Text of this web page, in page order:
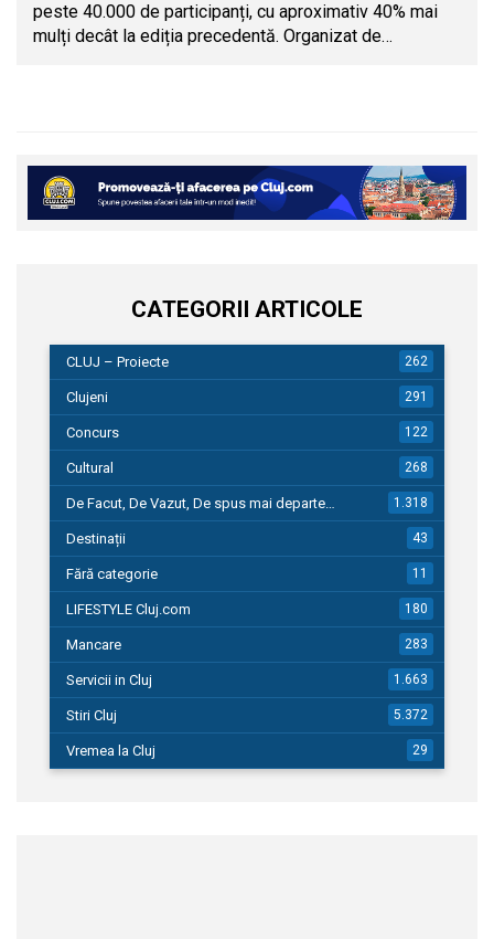
peste 40.000 de participanți, cu aproximativ 40% mai
mulți decât la ediția precedentă. Organizat de…
CATEGORII ARTICOLE
CLUJ – Proiecte 262
Clujeni 291
Concurs 122
Cultural 268
De Facut, De Vazut, De spus mai departe… 1.318
Destinații 43
Fără categorie 11
LIFESTYLE Cluj.com 180
Mancare 283
Servicii in Cluj 1.663
Stiri Cluj 5.372
Vremea la Cluj 29